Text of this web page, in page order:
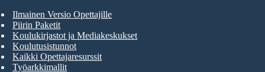
Ilmainen Versio Opettajille
Piirin Paketit
Koulukirjastot ja Mediakeskukset
Koulutusistunnot
Kaikki Opettajaresurssit
Työarkkimallit